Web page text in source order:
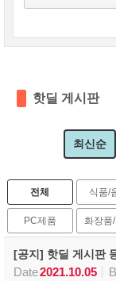
핫딜 게시판
최신순
전체 식품/
PC제품 화장품/
[공지] 핫딜 게시판
Date2021.10.05